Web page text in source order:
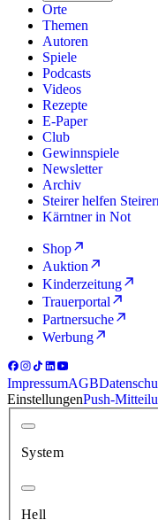
Orte
Themen
Autoren
Spiele
Podcasts
Videos
Rezepte
E-Paper
Club
Gewinnspiele
Newsletter
Archiv
Steirer helfen
Kärntner in Not
Shop
Auktion
Kinderzeitung
Trauerportal
Partnersuche
Werbung
ImpressumAGB
EinstellungenPush-
System
Hell